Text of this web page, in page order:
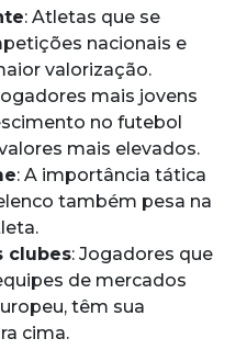
: Atletas que se
nacionais e
valorização.
mais jovens
no futebol
mais elevados.
: A importância tática
também pesa na
clubes: Jogadores que
de mercados
têm sua
cima.